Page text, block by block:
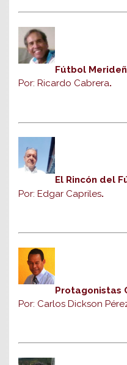
Fútbol
Por: Ricardo Cabrera.
El Rincón del
Por: Edgar Capriles.
Protagonistas
Por: Carlos Dickson